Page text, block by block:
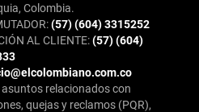
Colombia.
(57) (604) 3315252
AL CLIENTE:(57) (604)
relacionados con
quejas y reclamos (PQR),